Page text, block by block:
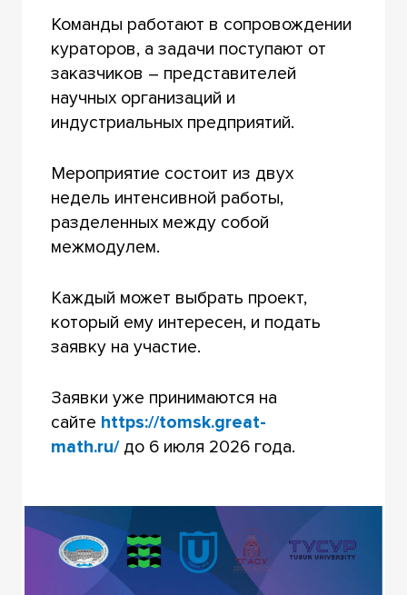
Команды работают в сопровождении
кураторов, а задачи поступают от
заказчиков – представителей
научных организаций и
индустриальных предприятий.
Мероприятие состоит из двух
недель интенсивной работы,
разделенных между собой
межмодулем.
Каждый может выбрать проект,
который ему интересен, и подать
заявку на участие.
Заявки уже принимаются на
сайте https://tomsk.great-
math.ru/до 6 июля 2026 года.